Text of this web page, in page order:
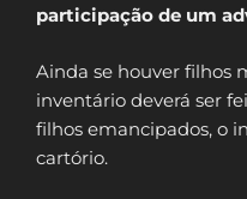
participação de um
Ainda se houver filhos
inventário deverá ser
filhos emancipados, o
cartório.